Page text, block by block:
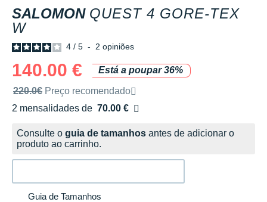
SALOMON QUEST 4 GORE-TEX
W
4 / 5 - 2 opiniões
140.00 €
Está a poupar 36%
Preço de venda recomendado pela marca
220.0€ Preço recomendado
2 mensalidades de 70.00 €
sem custos
Consulte o guia de tamanhos antes de adicionar o
produto ao carrinho.
Guia de Tamanhos